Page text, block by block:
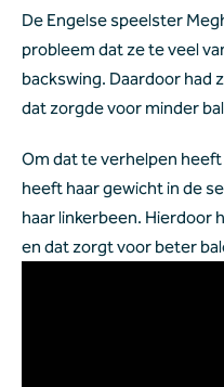
De Engelse speelster
probleem dat ze te veel
backswing. Daardoor had
dat zorgde voor minder
Om dat te verhelpen
heeft haar gewicht in de
haar linkerbeen. Hierdoor
en dat zorgt voor beter